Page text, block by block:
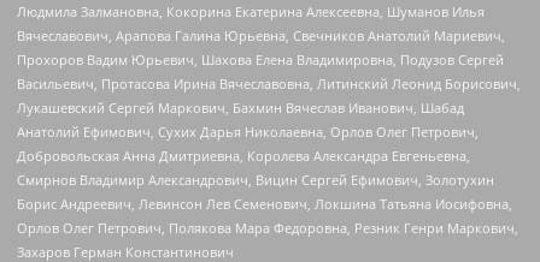
Людмила Залмановна, Кокорина Екатерина Алексеевна, Шуманов Илья
Вячеславович, Арапова Галина Юрьевна, Свечников Анатолий Мариевич,
Прохоров Вадим Юрьевич, Шахова Елена Владимировна, Подузов Сергей
Васильевич, Протасова Ирина Вячеславовна, Литинский Леонид Борисович,
Лукашевский Сергей Маркович, Бахмин Вячеслав Иванович, Шабад
Анатолий Ефимович, Сухих Дарья Николаевна, Орлов Олег Петрович,
Добровольская Анна Дмитриевна, Королева Александра Евгеньевна,
Смирнов Владимир Александрович, Вицин Сергей Ефимович, Золотухин
Борис Андреевич, Левинсон Лев Семенович, Локшина Татьяна Иосифовна,
Орлов Олег Петрович, Полякова Мара Федоровна, Резник Генри Маркович,
Захаров Герман Константинович